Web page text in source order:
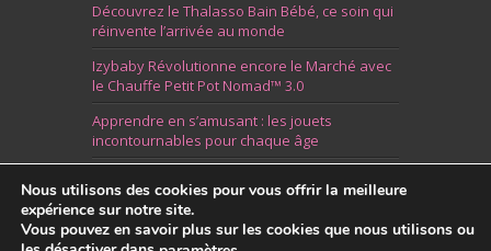
Découvrez le Thalasso Bain Bébé, ce soin qui
réinvente l’arrivée au monde
Izybaby Révolutionne encore le Marché avec
le Chauffe Petit Pot Nomad™ 3.0
Apprendre en s’amusant : les jouets
incontournables pour chaque âge
Nous utilisons des cookies pour vous offrir la meilleure
expérience sur notre site.
Vous pouvez en savoir plus sur les cookies que nous utilisons ou